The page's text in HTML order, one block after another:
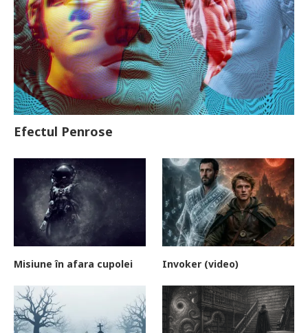
Efectul Penrose
Misiune în afara cupolei Invoker (video)